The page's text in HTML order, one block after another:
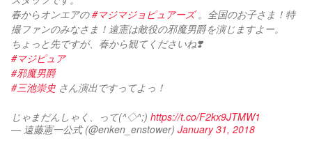
春からオンエアの #マジマジョピュアーズ 。全国のお子さま！特
撮ファンのみなさま！遠憲は敵役の邪魔男爵を演じますよー。
ちょっと先ですが、春から観てくださいね❣️
#マジピュア
#邪魔男爵
#三池崇史 さん演出ですってよっ！
じゃまだんしゃく、って(^◇^;) https://t.co/F2kx9JTMW1
— 遠藤憲一公式 (@enken_enstower) January 31, 2018